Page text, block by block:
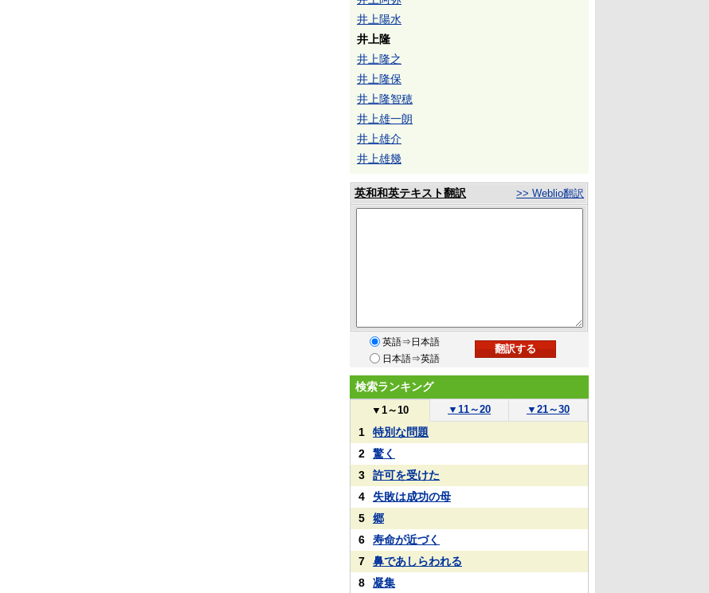
井上陽水
井上隆
井上隆之
井上隆保
井上隆智穂
井上雄一朗
井上雄介
井上雄幾
英和和英テキスト翻訳 >> Weblio翻訳
英語⇒日本語
日本語⇒英語
検索ランキング
▼ 1～10 ▼ 11～20 ▼ 21～30
1
特別な問題
2
驚く
3
許可を受けた
4
失敗は成功の母
5
郷
6
寿命が近づく
7
鼻であしらわれる
8
凝集